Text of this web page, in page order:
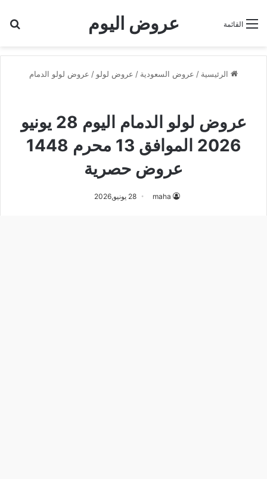
عروض اليوم القائمة
الرئيسية / عروض السعودية / عروض لولو / عروض لولو الدمام
عروض لولو الدمام اليوم 28 يونيو
2026 الموافق 13 محرم 1448
عروض حصرية
maha 28 يونيو,2026